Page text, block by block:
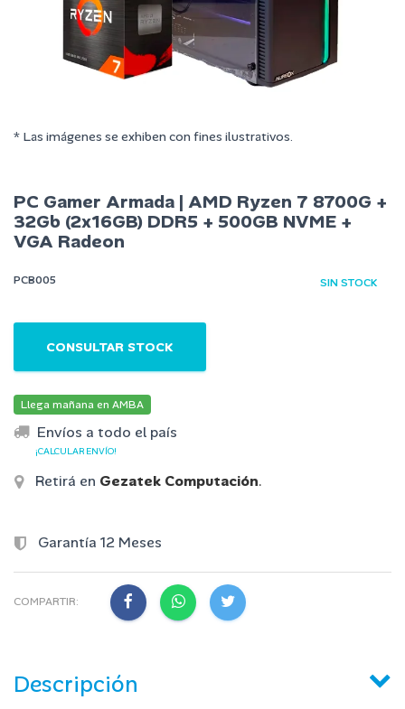
* Las imágenes se exhiben con fines ilustrativos.
PC Gamer Armada | AMD Ryzen 7 8700G +
32Gb (2x16GB) DDR5 + 500GB NVME +
VGA Radeon
PCB005 SIN STOCK
CONSULTAR STOCK
Llega mañana en AMBA
Envíos a todo el país
¡CALCULAR ENVÍO!
Retirá en Gezatek Computación.
Garantía 12 Meses
COMPARTIR:
Descripción